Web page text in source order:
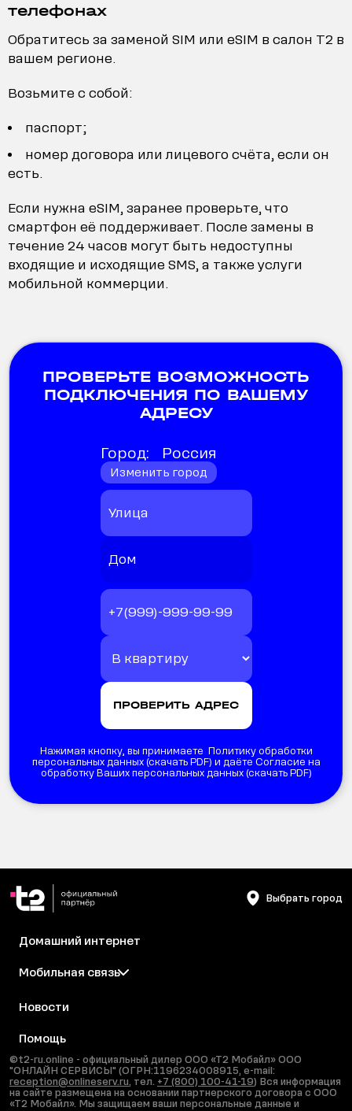
телефонах
Обратитесь за заменой SIM или eSIM в салон T2 в
вашем регионе.
Возьмите с собой:
паспорт;
номер договора или лицевого счёта, если он
есть.
Если нужна eSIM, заранее проверьте, что
смартфон её поддерживает. После замены в
течение 24 часов могут быть недоступны
входящие и исходящие SMS, а также услуги
мобильной коммерции.
ПРОВЕРЬТЕ ВОЗМОЖНОСТЬ
ПОДКЛЮЧЕНИЯ ПО ВАШЕМУ
АДРЕСУ
Город: Россия
Изменить город
Нажимая кнопку, вы принимаете Политику обработки
персональных данных (скачать PDF) и даёте Согласие на
обработку Ваших персональных данных (скачать PDF)
Выбрать город
Домашний интернет
Мобильная связь
Новости
Помощь
©t2-ru.online - официальный дилер ООО «Т2 Мобайл» ООО
"ОНЛАЙН СЕРВИСЫ" (ОГРН:1196234008915, e-mail:
reception@onlineserv.ru, тел. +7 (800) 100-41-19) Вся информация
на сайте размещена на основании партнерского договора с ООО
«Т2 Мобайл». Мы защищаем ваши персональные данные и